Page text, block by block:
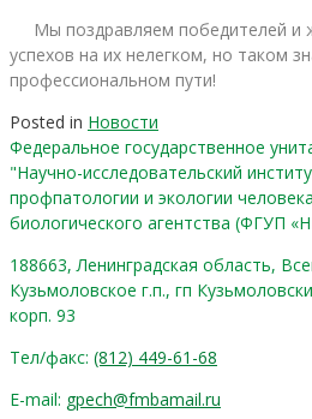
Мы поздравляем победителей и
успехов на их нелегком, но таком
профессиональном пути!
Posted in Новости
Федеральное государственное
"Научно-исследовательский
профпатологии и экологии
биологического агентства (ФГУП
188663, Ленинградская область,
Кузьмоловское г.п., гп
корп. 93
Тел/факс: (812) 449-61-68
E-mail: gpech@fmbamail.ru